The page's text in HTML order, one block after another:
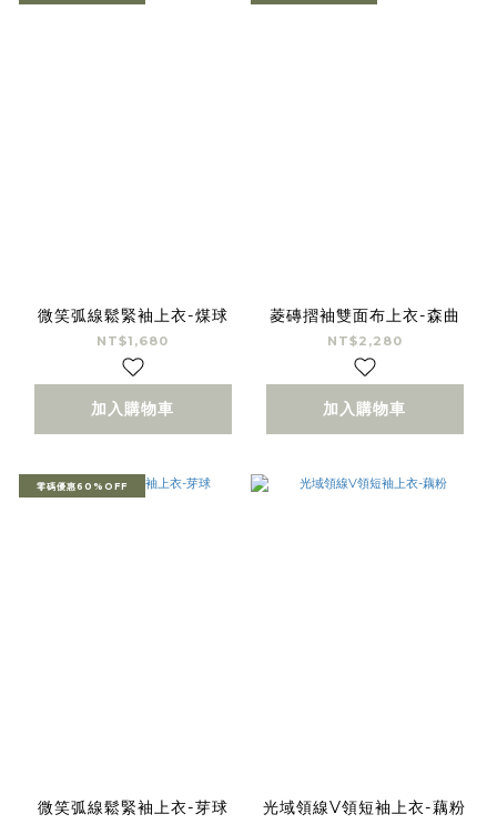
微笑弧線鬆緊袖上衣-煤球
NT$1,680
加入購物車
菱磚摺袖雙面布上衣-森曲
NT$2,280
加入購物車
零碼優惠60%OFF
微笑弧線鬆緊袖上衣-芽球 光域領線V領短袖上衣-藕粉